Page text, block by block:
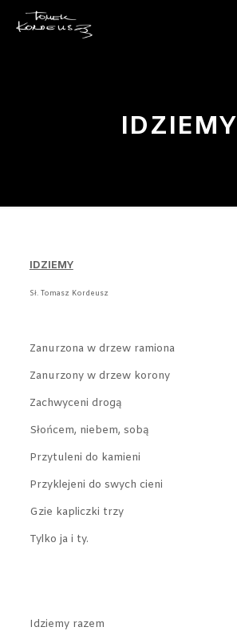
IDZIEMY
IDZIEMY
Sł. Tomasz Kordeusz
Zanurzona w drzew ramiona
Zanurzony w drzew korony
Zachwyceni drogą
Słońcem, niebem, sobą
Przytuleni do kamieni
Przyklejeni do swych cieni
Gzie kapliczki trzy
Tylko ja i ty.
Idziemy razem